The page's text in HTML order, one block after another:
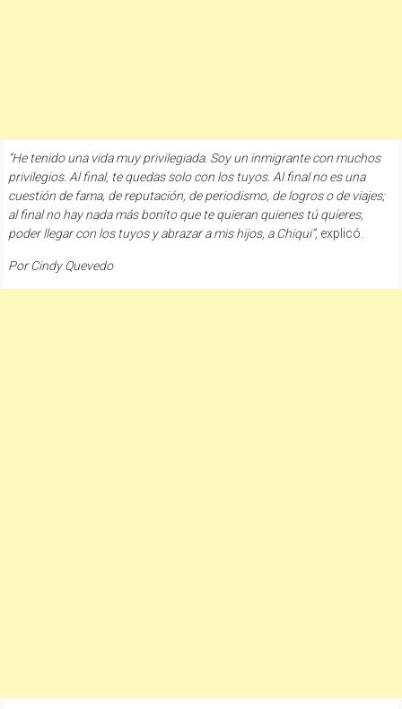
“He tenido una vida muy privilegiada. Soy un inmigrante con muchos
privilegios. Al final, te quedas solo con los tuyos. Al final no es una
cuestión de fama, de reputación, de periodismo, de logros o de viajes;
al final no hay nada más bonito que te quieran quienes tú quieres,
poder llegar con los tuyos y abrazar a mis hijos, a Chiqui”, explicó.
Por Cindy Quevedo